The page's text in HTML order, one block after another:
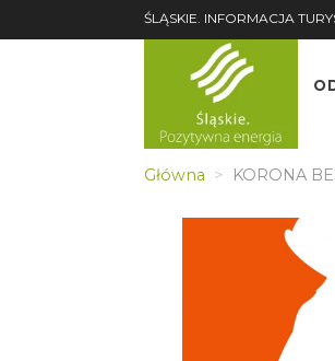
ŚLĄSKIE. INFORMACJA
Główna KORONA